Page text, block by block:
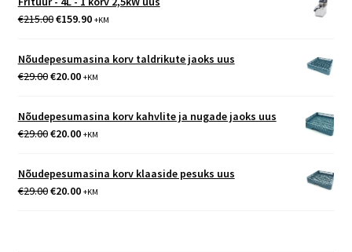
€485.00.€450.00.
€215.00Algne
€215.00.
€159.90Praegune
on:
+KM
Nõudepesumasina korv taldrikute jaoks uus
€29.00Algne
€29.00.
€20.00Praegune
€20.00.
+KM
Nõudepesumasina korv kahvlite ja nugade jaoks uus
€29.00Algne
€29.00.
€20.00Praegune
€20.00.
+KM
Nõudepesumasina korv klaaside pesuks uus
€29.00Algne
€20.00Praegune
+KM